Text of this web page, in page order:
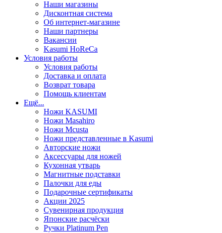
Наши магазины
Дисконтная система
Об интернет-магазине
Наши партнеры
Вакансии
Kasumi HoReCa
Условия работы
Условия работы
Доставка и оплата
Возврат товара
Помощь клиентам
Ещё...
Ножи KASUMI
Ножи Masahiro
Ножи Mcusta
Ножи представленные в Kasumi
Авторские ножи
Аксессуары для ножей
Кухонная утварь
Магнитные подставки
Палочки для еды
Подарочные сертификаты
Акции 2025
Сувенирная продукция
Японские расчёски
Ручки Platinum Pen